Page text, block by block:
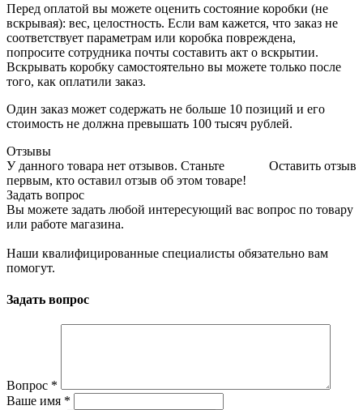
Перед оплатой вы можете оценить состояние коробки (не
вскрывая): вес, целостность. Если вам кажется, что заказ не
соответствует параметрам или коробка повреждена,
попросите сотрудника почты составить акт о вскрытии.
Вскрывать коробку самостоятельно вы можете только после
того, как оплатили заказ.
Один заказ может содержать не больше 10 позиций и его
стоимость не должна превышать 100 тысяч рублей.
Отзывы
Оставить отзыв
У данного товара нет отзывов. Станьте
первым, кто оставил отзыв об этом товаре!
Задать вопрос
Вы можете задать любой интересующий вас вопрос по товару
или работе магазина.
Наши квалифицированные специалисты обязательно вам
помогут.
Задать вопрос
Вопрос *
Ваше имя *